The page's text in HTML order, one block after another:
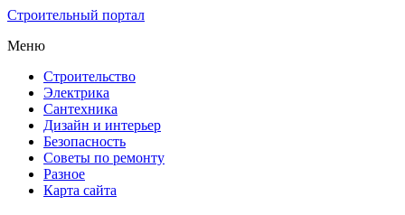
Строительный портал
Меню
Строительство
Электрика
Сантехника
Дизайн и интерьер
Безопасность
Советы по ремонту
Разное
Карта сайта